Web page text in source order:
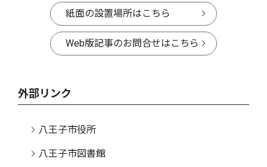
紙面の設置場所はこちら
Web版記事のお問合せはこちら
外部リンク
八王子市役所
八王子市図書館